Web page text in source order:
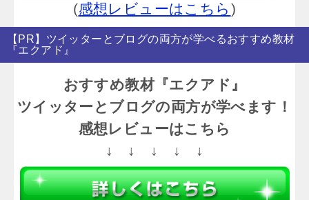
(感想レビューはこちら )
【PR】ツイッターとブログの両方が学べるおすすめ教材
『エクアド』
おすすめ教材『エクアド』
ツイッターとブログの両方が学べます！
感想レビューはこちら
↓ ↓ ↓ ↓ ↓